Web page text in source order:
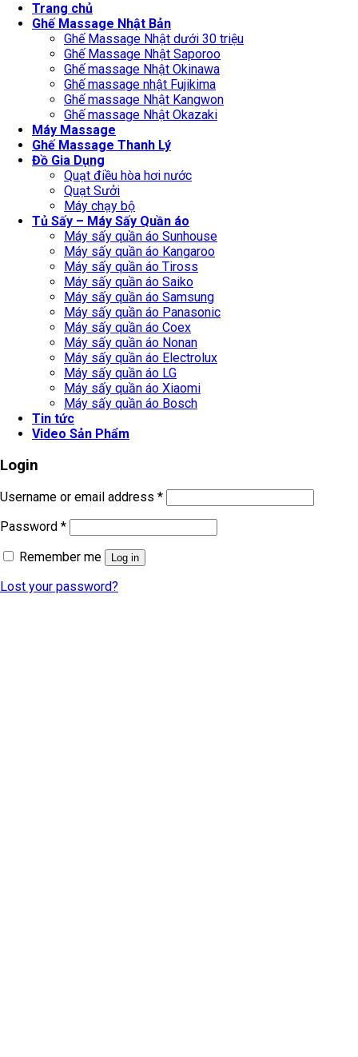
Trang chủ
Ghế Massage Nhật Bản
Ghế Massage Nhật dưới 30 triệu
Ghế Massage Nhật Saporoo
Ghế massage Nhật Okinawa
Ghế massage nhật Fujikima
Ghế massage Nhật Kangwon
Ghế massage Nhật Okazaki
Máy Massage
Ghế Massage Thanh Lý
Đồ Gia Dụng
Quạt điều hòa hơi nước
Quạt Sưởi
Máy chạy bộ
Tủ Sấy – Máy Sấy Quần áo
Máy sấy quần áo Sunhouse
Máy sấy quần áo Kangaroo
Máy sấy quần áo Tiross
Máy sấy quần áo Saiko
Máy sấy quần áo Samsung
Máy sấy quần áo Panasonic
Máy sấy quần áo Coex
Máy sấy quần áo Nonan
Máy sấy quần áo Electrolux
Máy sấy quần áo LG
Máy sấy quần áo Xiaomi
Máy sấy quần áo Bosch
Tin tức
Video Sản Phẩm
Login
Username or email address *
Password *
Remember me
Log in
Lost your password?